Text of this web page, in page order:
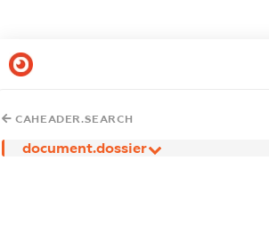
CAHEADER.SEARCH
document.dossier